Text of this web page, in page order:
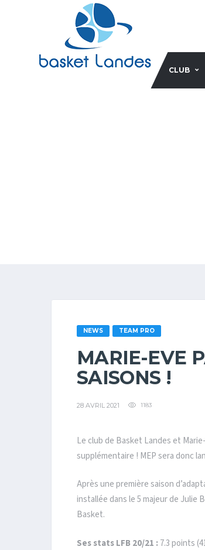
CLUB
NEWS TEAM PRO
MARIE-EVE
SAISONS !
28 AVRIL 2021 1183
Le club de Basket Landes et
supplémentaire ! MEP sera donc
Après une première saison
installée dans le 5 majeur de Julie
Basket.
Ses stats LFB 20/21 : 7.3 points